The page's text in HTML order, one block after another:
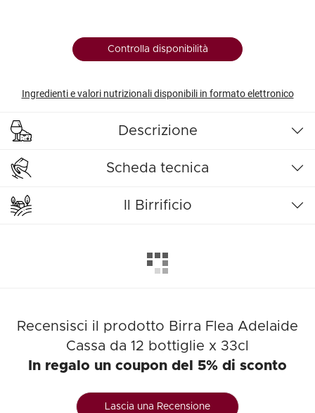
Controlla disponibilità
Ingredienti e valori nutrizionali disponibili in formato elettronico
Descrizione
Scheda tecnica
Il Birrificio
Recensisci il prodotto Birra Flea Adelaide
Cassa da 12 bottiglie x 33cl
In regalo un coupon del 5% di sconto
Lascia una Recensione